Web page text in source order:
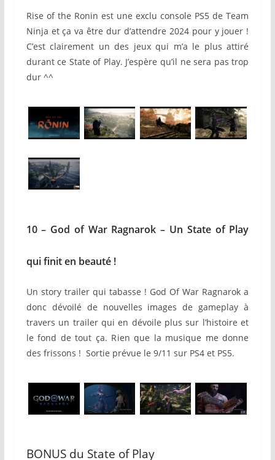
Rise of the Ronin est une exclu console PS5 de Team
Ninja et ça va être dur d’attendre 2024 pour y jouer !
C’est clairement un des jeux qui m’a le plus attiré
durant ce State of Play. J’espère qu’il ne sera pas trop
dur ^^
10 – God of War Ragnarok – Un State of Play
qui finit en beauté !
Un story trailer qui tabasse ! God Of War Ragnarok a
donc dévoilé de nouvelles images de gameplay à
travers un trailer qui en dévoile plus sur l’histoire et
le fond de tout ça. Rien que la musique me donne
des frissons ! Sortie prévue le 9/11 sur PS4 et PS5.
BONUS du State of Play